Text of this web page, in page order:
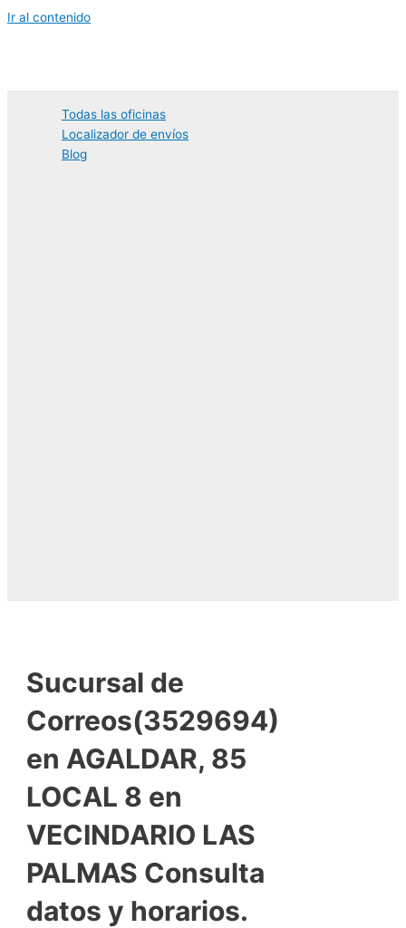
Ir al contenido
Todas las oficinas
Localizador de envíos
Blog
Sucursal de
Correos(3529694)
en AGALDAR, 85
LOCAL 8 en
VECINDARIO LAS
PALMAS Consulta
datos y horarios.